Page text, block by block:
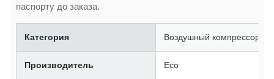
паспорту до заказа.
Категория Воздушный компрессор
Производитель Eco